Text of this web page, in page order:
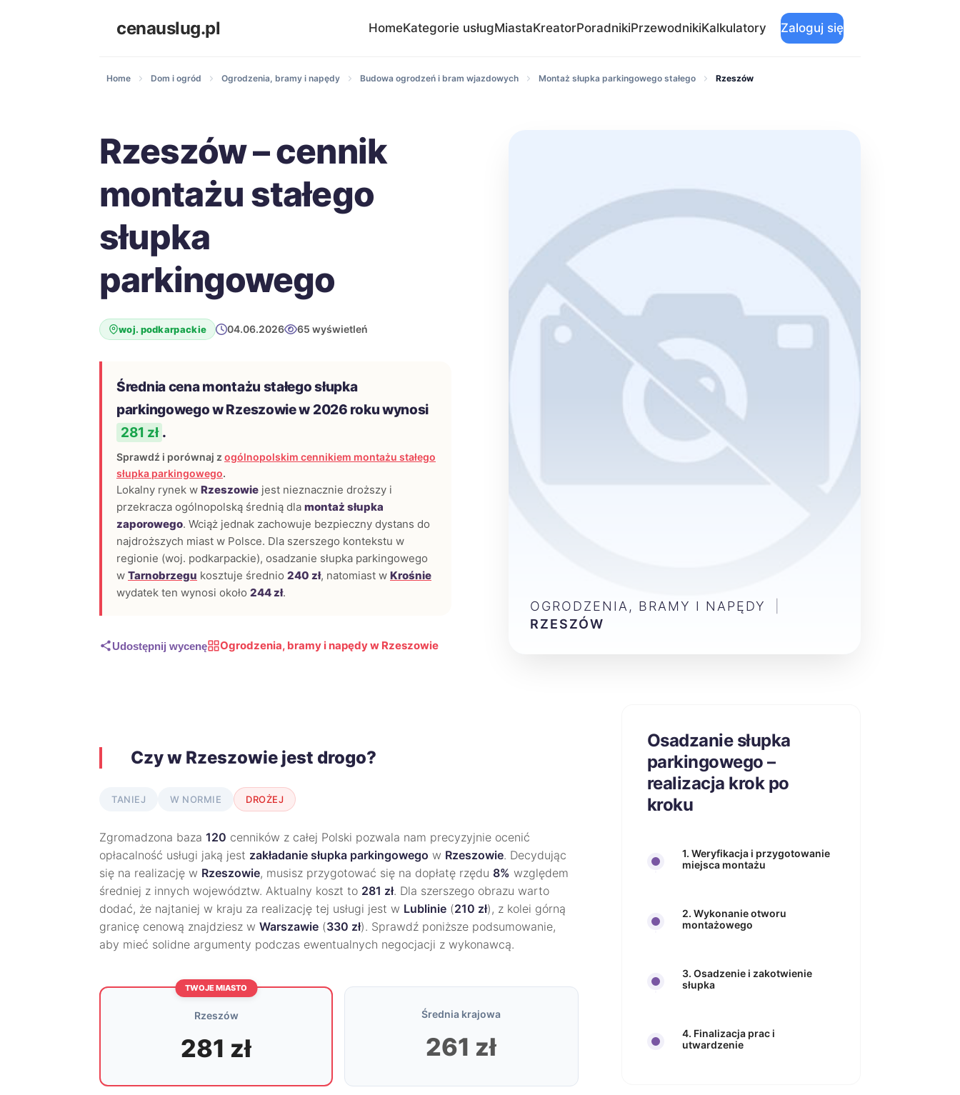
cenauslug.pl HomeKategorie usługMiastaKreatorPoradnikiPrzewodnikiKalkulatory Zaloguj się
Home Dom i ogród Ogrodzenia, bramy i napędy Budowa ogrodzeń i bram wjazdowych Montaż słupka parkingowego stałego Rzeszów
Rzeszów – cennik
montażu stałego
słupka
parkingowego
woj. podkarpackie 04.06.2026 65 wyświetleń
Średnia cena montażu stałego słupka
parkingowego w Rzeszowie w 2026 roku wynosi
281 zł .
Sprawdź i porównaj z ogólnopolskim cennikiem montażu stałego
słupka parkingowego.
Lokalny rynek w Rzeszowie jest nieznacznie droższy i
przekracza ogólnopolską średnią dla montaż słupka
zaporowego. Wciąż jednak zachowuje bezpieczny dystans do
najdroższych miast w Polsce. Dla szerszego kontekstu w
regionie (woj. podkarpackie), osadzanie słupka parkingowego
w Tarnobrzegu kosztuje średnio 240 zł, natomiast w Krośnie
wydatek ten wynosi około 244 zł.
Udostępnij wycenę Ogrodzenia, bramy i napędy w Rzeszowie
OGRODZENIA, BRAMY I NAPĘDY
RZESZÓW
Czy w Rzeszowie jest drogo?
TANIEJ W NORMIE DROŻEJ
Zgromadzona baza 120 cenników z całej Polski pozwala nam precyzyjnie ocenić
opłacalność usługi jaką jest zakładanie słupka parkingowego w Rzeszowie. Decydując
się na realizację w Rzeszowie, musisz przygotować się na dopłatę rzędu 8% względem
średniej z innych województw. Aktualny koszt to 281 zł. Dla szerszego obrazu warto
dodać, że najtaniej w kraju za realizację tej usługi jest w Lublinie (210 zł), z kolei górną
granicę cenową znajdziesz w Warszawie (330 zł). Sprawdź poniższe podsumowanie,
aby mieć solidne argumenty podczas ewentualnych negocjacji z wykonawcą.
TWOJE MIASTO
Rzeszów
281 zł
Średnia krajowa
261 zł
Osadzanie słupka
parkingowego –
realizacja krok po
kroku
1. Weryfikacja i przygotowanie
miejsca montażu
2. Wykonanie otworu
montażowego
3. Osadzenie i zakotwienie
słupka
4. Finalizacja prac i
utwardzenie